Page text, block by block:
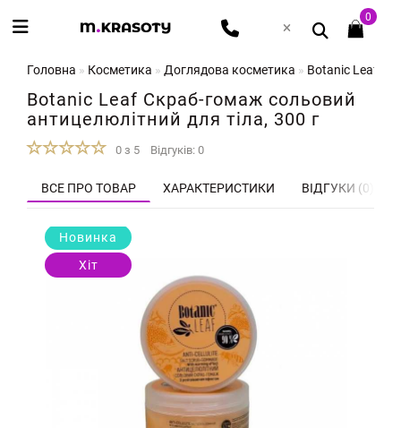
0
Головна Косметика Доглядова косметика Botanic Leaf
Botanic Leaf Скраб-гомаж сольовий
антицелюлітний для тіла, 300 г
0 з 5 Відгуків: 0
ВСЕ ПРО ТОВАР ХАРАКТЕРИСТИКИ ВІДГУКИ (0)
Новинка
Хіт